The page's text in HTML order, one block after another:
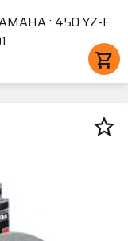
: 450 YZ-F
shopping_cart
star_border